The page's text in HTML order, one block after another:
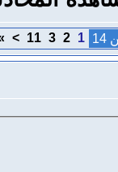
1
2
3
11
>